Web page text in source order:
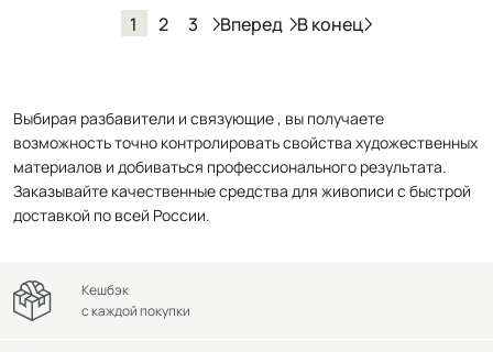
1 2 3 Вперед В конец
Выбирая разбавители и связующие , вы получаете
возможность точно контролировать свойства художественных
материалов и добиваться профессионального результата.
Заказывайте качественные средства для живописи с быстрой
доставкой по всей России.
Кешбэк
с каждой покупки